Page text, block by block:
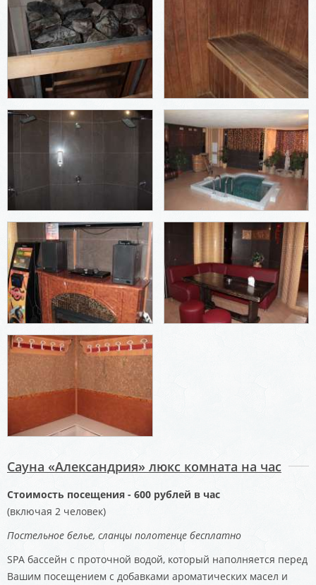
Сауна «Александрия» люкс комната на час
Стоимость посещения - 600 рублей в час
(включая 2 человек)
Постельное белье, сланцы полотенце бесплатно
SPA бассейн с проточной водой, который наполняется перед
Вашим посещением с добавками ароматических масел и